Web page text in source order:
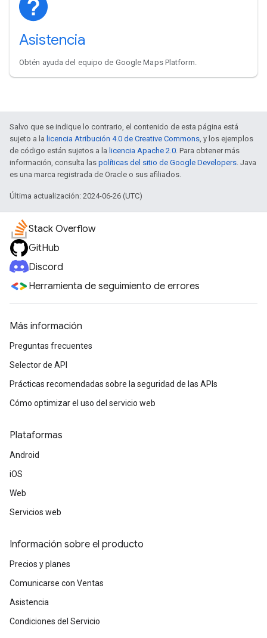
Asistencia
Obtén ayuda del equipo de Google Maps Platform.
Salvo que se indique lo contrario, el contenido de esta página está
sujeto a la licencia Atribución 4.0 de Creative Commons, y los ejemplos
de código están sujetos a la licencia Apache 2.0. Para obtener más
información, consulta las políticas del sitio de Google Developers. Java
es una marca registrada de Oracle o sus afiliados.
Última actualización: 2024-06-26 (UTC)
Stack Overflow
GitHub
Discord
Herramienta de seguimiento de errores
Más información
Preguntas frecuentes
Selector de API
Prácticas recomendadas sobre la seguridad de las APIs
Cómo optimizar el uso del servicio web
Plataformas
Android
iOS
Web
Servicios web
Información sobre el producto
Precios y planes
Comunicarse con Ventas
Asistencia
Condiciones del Servicio